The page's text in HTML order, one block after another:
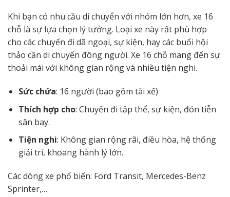
Khi bạn có nhu cầu di chuyển với nhóm lớn hơn, xe 16
chỗ là sự lựa chọn lý tưởng. Loại xe này rất phù hợp
cho các chuyến đi dã ngoại, sự kiện, hay các buổi hội
thảo cần di chuyển đông người. Xe 16 chỗ mang đến sự
thoải mái với không gian rộng và nhiều tiện nghi.
Sức chứa: 16 người (bao gồm tài xế)
Thích hợp cho: Chuyến đi tập thể, sự kiện, đón tiễn
sân bay.
Tiện nghi: Không gian rộng rãi, điều hòa, hệ thống
giải trí, khoang hành lý lớn.
Các dòng xe phổ biến: Ford Transit, Mercedes-Benz
Sprinter,…